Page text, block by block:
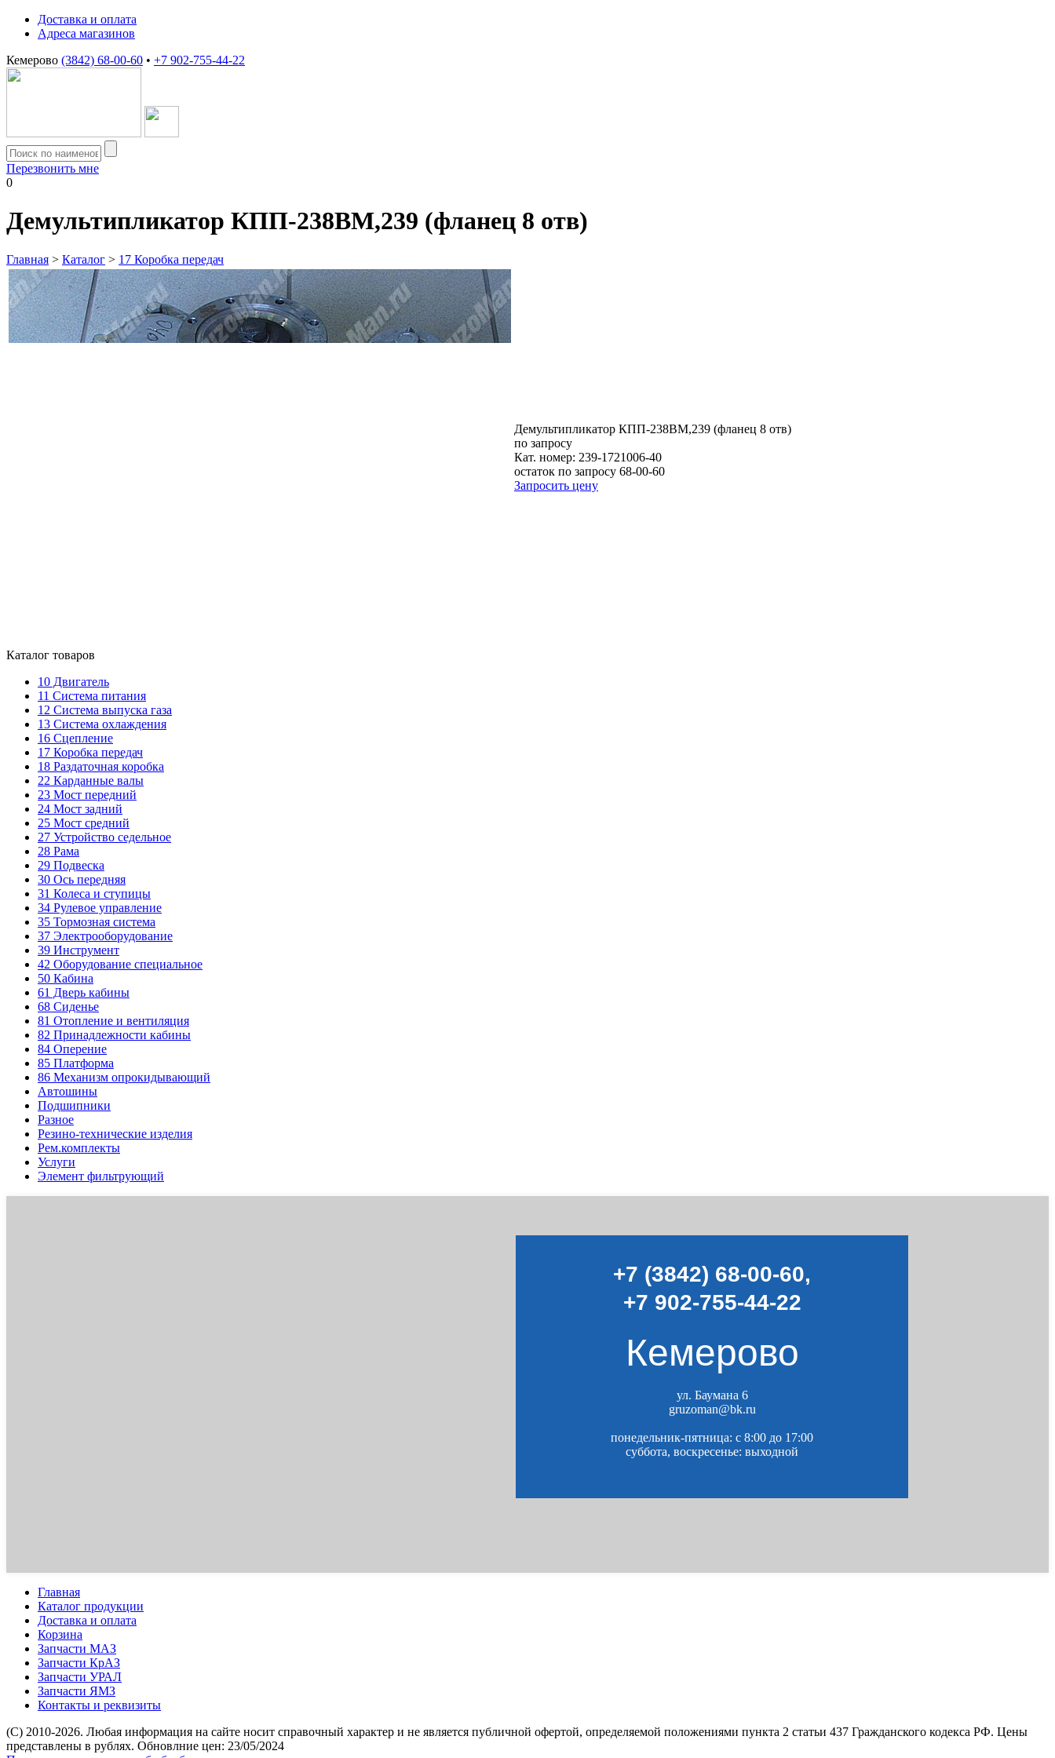
Доставка и оплата
Адреса магазинов
Кемерово (3842) 68-00-60 • +7 902-755-44-22
Перезвонить мне
0
Демультипликатор КПП-238ВМ,239 (фланец 8 отв)
Главная > Каталог > 17 Коробка передач
Демультипликатор КПП-238ВМ,239 (фланец 8 отв)
по запросу
Кат. номер: 239-1721006-40
остаток по запросу 68-00-60
Запросить цену
Каталог товаров
10 Двигатель
11 Система питания
12 Система выпуска газа
13 Система охлаждения
16 Сцепление
17 Коробка передач
18 Раздаточная коробка
22 Карданные валы
23 Мост передний
24 Мост задний
25 Мост средний
27 Устройство седельное
28 Рама
29 Подвеска
30 Ось передняя
31 Колеса и ступицы
34 Рулевое управление
35 Тормозная система
37 Электрооборудование
39 Инструмент
42 Оборудование специальное
50 Кабина
61 Дверь кабины
68 Сиденье
81 Отопление и вентиляция
82 Принадлежности кабины
84 Оперение
85 Платформа
86 Механизм опрокидывающий
Автошины
Подшипники
Разное
Резино-технические изделия
Рем.комплекты
Услуги
Элемент фильтрующий
+7 (3842) 68-00-60,
+7 902-755-44-22
Кемерово
ул. Баумана 6
gruzoman@bk.ru
понедельник-пятница: c 8:00 до 17:00
суббота, воскресенье: выходной
Главная
Каталог продукции
Доставка и оплата
Корзина
Запчасти МАЗ
Запчасти КрАЗ
Запчасти УРАЛ
Запчасти ЯМЗ
Контакты и реквизиты
(C) 2010-2026. Любая информация на сайте носит справочный характер и не является публичной офертой, определяемой положениями пункта 2 статьи 437 Гражданского кодекса РФ. Цены
представлены в рублях. Обновлние цен: 23/05/2024